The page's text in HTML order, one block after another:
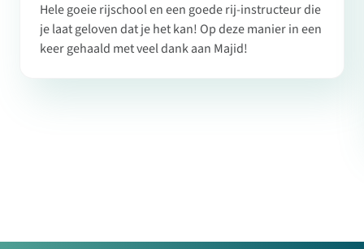
Hele goeie rijschool en een goede rij-instructeur die
je laat geloven dat je het kan! Op deze manier in een
keer gehaald met veel dank aan Majid!